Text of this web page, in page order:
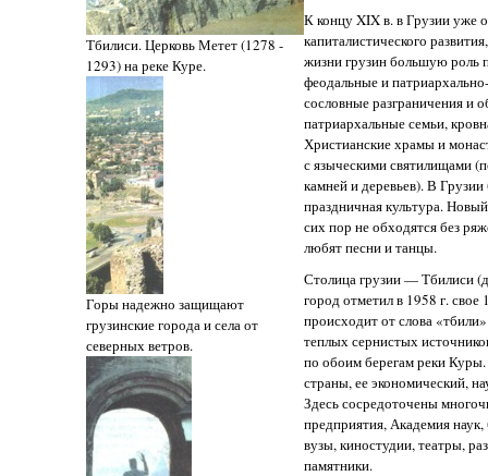
Тбилиси. Церковь Метет (1278 -
1293) на реке Куре.
Горы надежно защищают
грузинские города и села от
северных ветров.
К концу XIX в. в Грузии уже
капиталистического
жизни грузин большую роль
феодальные и
сословные разграничения и
патриархальные семьи,
Христианские храмы и
с языческими святилищами
камней и деревьев). В Грузии
праздничная культура.
сих пор не обходятся без
любят песни и танцы.
Столица грузии — Тбилиси
город отметил в 1958 г. свое
происходит от слова
теплых сернистых
по обоим берегам реки
страны, ее экономический,
Здесь сосредоточены
предприятия, Академия
вузы, киностудии, театры,
памятники.